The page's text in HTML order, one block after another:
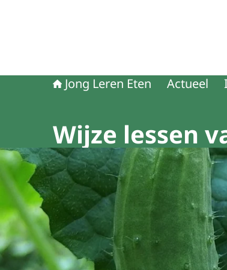
Jong Leren Eten Actueel
Wijze lessen